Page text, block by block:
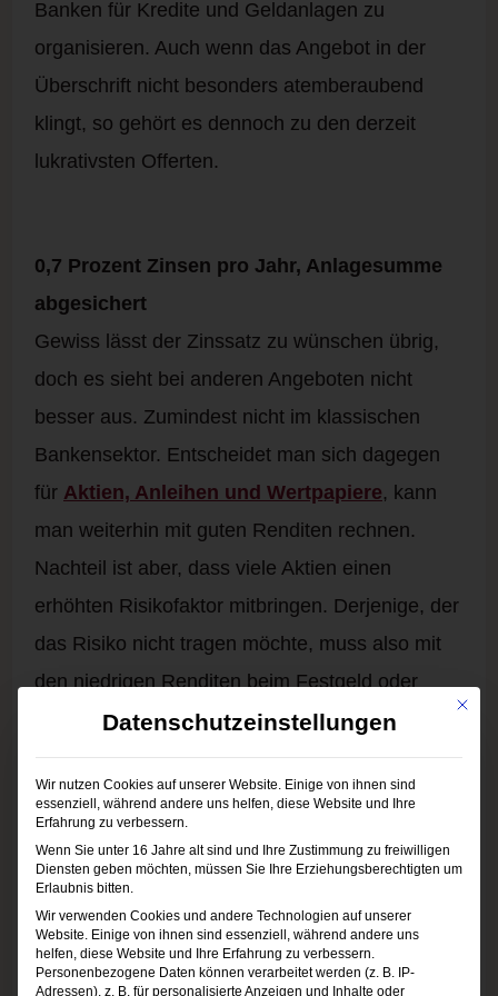
Banken für Kredite und Geldanlagen zu
organisieren. Auch wenn das Angebot in der
Überschrift nicht besonders atemberaubend
klingt, so gehört es dennoch zu den derzeit
lukrativsten Offerten.
0,7 Prozent Zinsen pro Jahr, Anlagesumme
abgesichert
Gewiss lässt der Zinssatz zu wünschen übrig,
doch es sieht bei anderen Angeboten nicht
besser aus. Zumindest nicht im klassischen
Bankensektor. Entscheidet man sich dagegen
für Aktien, Anleihen und Wertpapiere, kann
man weiterhin mit guten Renditen rechnen.
Nachteil ist aber, dass viele Aktien einen
erhöhten Risikofaktor mitbringen. Derjenige, der
das Risiko nicht tragen möchte, muss also mit
den niedrigen Renditen beim Festgeld oder
Tagesgeld leben. Moneyou macht dafür nun
recht attraktives Angebotin Österreich.
Für beispielsweise 10.000 Euro gibt es bei
Moneyou mindestens 70 Euro pro Jahr
ab dem zweiten Jahr mehr. Die Geldanlage
lohnt sich also weniger für den Kleinanleger als
Mit
Datenschutzeinstellungen
Wir nutzen Cookies auf unserer Website. Einige von ihnen sind
essenziell, während andere uns helfen, diese Website und Ihre
Erfahrung zu verbessern.
Wenn Sie unter 16 Jahre alt sind und Ihre Zustimmung zu freiwilligen
Diensten geben möchten, müssen Sie Ihre Erziehungsberechtigten um
Erlaubnis bitten.
Wir verwenden Cookies und andere Technologien auf unserer
Website. Einige von ihnen sind essenziell, während andere uns
helfen, diese Website und Ihre Erfahrung zu verbessern.
Personenbezogene Daten können verarbeitet werden (z. B. IP-
Adressen), z. B. für personalisierte Anzeigen und Inhalte oder